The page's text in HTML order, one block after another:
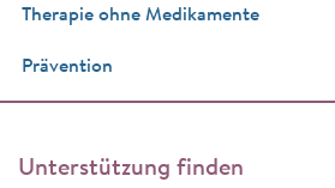
Therapie ohne Medikamente
Prävention
Unterstützung finden